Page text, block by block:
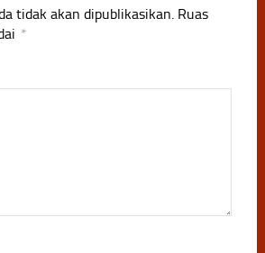
tidak akan dipublikasikan. Ruas
*